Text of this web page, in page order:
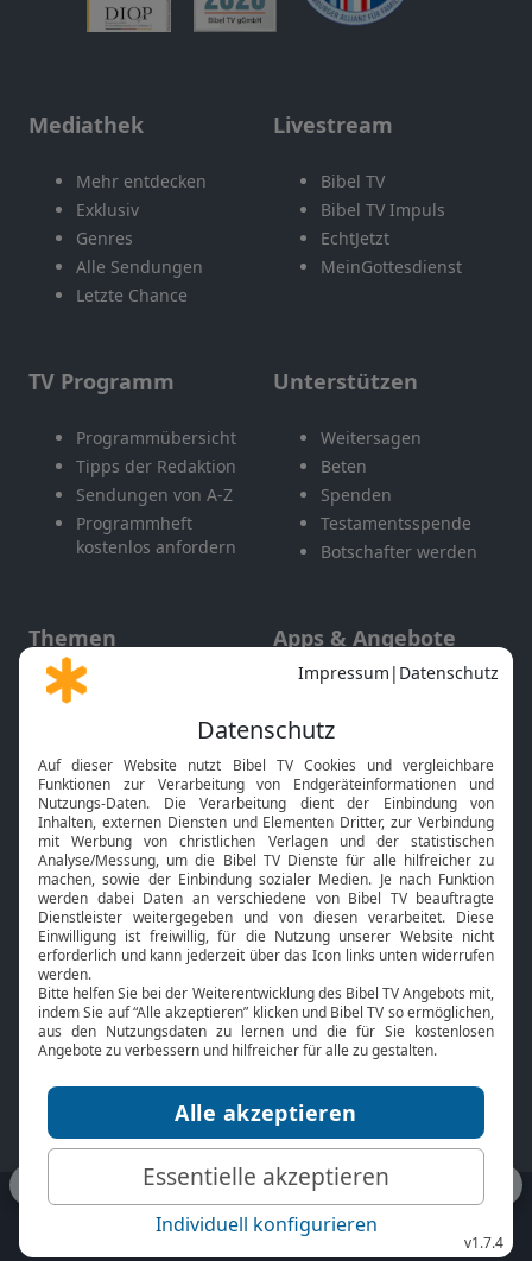
Mediathek
Mehr entdecken
Exklusiv
Genres
Alle Sendungen
Letzte Chance
Livestream
Bibel TV
Bibel TV Impuls
EchtJetzt
MeinGottesdienst
TV Programm
Programmübersicht
Tipps der Redaktion
Sendungen von A-Z
Programmheft
kostenlos anfordern
Unterstützen
Weitersagen
Beten
Spenden
Testamentsspende
Botschafter werden
Themen
Gott und Bibel erklärt
Neuigkeiten
Apps & Angebote
Mobile App
Smart TV
HbbTV
Bibelthek Online-Bibel
Nächster Gottesdienst
Bibel TV
Über uns
Jobs
Mediadaten
Service
Kontakt
TV-Empfang
bibeltv.de: Impressum
Datenschutz
Nutzungsbedingungen
Fakten Bibel TV App